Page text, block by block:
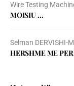
Wire Testing
MOISIU …
Selman DERVISHI-
HERSHME ME